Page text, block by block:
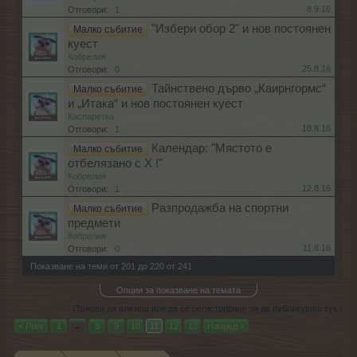
Отговори:
1 8.9.16
Малко събитие
"Избери обор 2" и нов постоянен
куест
Кобрелия
Отговори:
0 25.8.16
Малко събитие
Тайнствено дърво „Каирнгормс“
и „Итака“ и нов постоянен куест
Каспаретка
Отговори:
1 18.8.16
Малко събитие
Календар: "Мястото е
отбелязано с Х !"
Кобрелия
Отговори:
1 12.8.16
Малко събитие
Разпродажба на спортни
предмети
Кобрелия
Отговори:
0
11.8.16
Показване на теми от 201 до 220 от 241
Опции за показване на темата
(Трябва да влезеш или да се регистрираш, за да публикуваш тук.)
< Prev
1 ← 8 9 10 11 12 13 Напред >